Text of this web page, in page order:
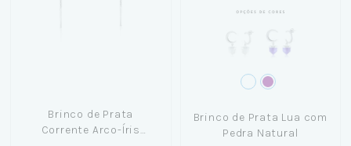
Brinco de Prata
Corrente Arco-Íris
Brinco de Prata Lua com
Pedra Natural